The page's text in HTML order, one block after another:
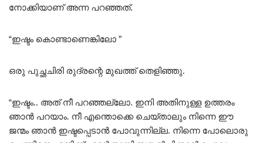
നോക്കിയാണ് അന്ന പറഞ്ഞത്.
“ഇഷ്ടം കൊണ്ടാണെങ്കിലോ ”
ഒരു പുച്ഛചിരി രുദ്രന്റെ മുഖത്ത് തെളിഞ്ഞു.
“ഇഷ്ടം.. അത് നീ പറഞ്ഞല്ലോ. ഇനി അതിനുള്ള ഉത്തരം
ഞാൻ പറയാം. നീ എന്തൊക്കെ ചെയ്താലും നിന്നെ ഈ
ജന്മം ഞാൻ ഇഷ്ടപ്പെടാൻ പോവുന്നില്ല. നിന്നെ പോലൊരു